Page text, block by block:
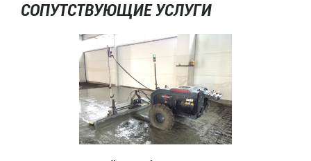
СОПУТСТВУЮЩИЕ УСЛУГИ